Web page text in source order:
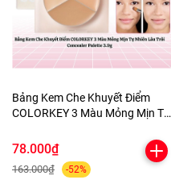
Bảng Kem Che Khuyết Điểm
COLORKEY 3 Màu Mỏng Mịn Tự
Palette 3.9g
78.000₫
163.000₫ -52%